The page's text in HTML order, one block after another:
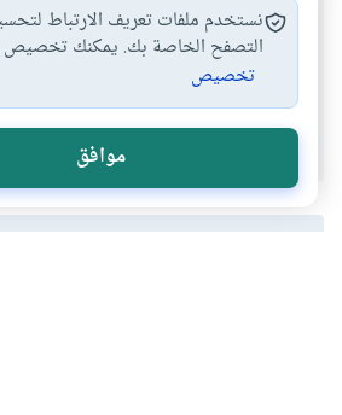
هل انتفعت بهذا
نعم لا
نستخدم ملفات تعريف الارتباط
التصفح الخاصة بك. يمكنك تخصيص
تخصيص
موافق